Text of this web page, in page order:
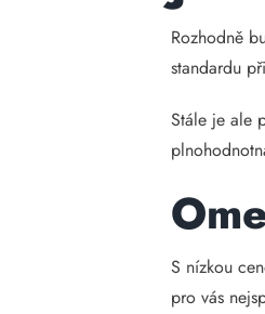
Rozhodně
standardu
Stále je ale
S nízkou
pro vás